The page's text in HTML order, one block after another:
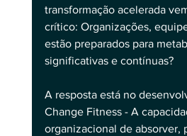
transformação acelerada
crítico: Organizações,
estão preparados para
significativas e contínuas?
A resposta está no
Change Fitness - A
organizacional de absorver,